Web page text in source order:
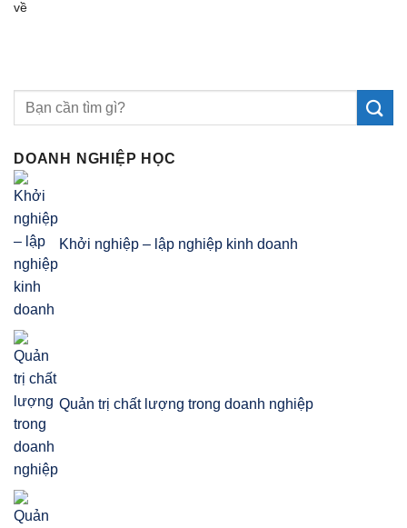
về
DOANH NGHIỆP HỌC
Khởi nghiệp – lập nghiệp kinh doanh
Quản trị chất lượng trong doanh nghiệp